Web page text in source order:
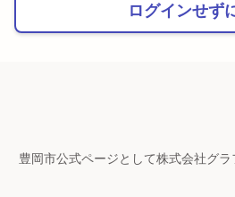
ログインせず
豊岡市公式ページとして株式会社グラ